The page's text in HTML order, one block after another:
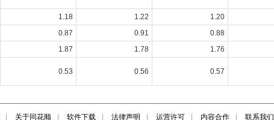
关于同花顺 软件下载 法律声明 运营许可 内容合作 联系我们